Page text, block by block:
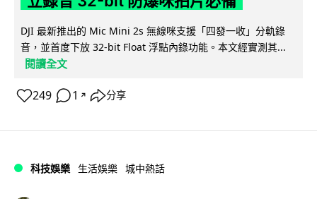
DJI 最新推出的 Mic Mini 2s 無線咪支援「四發一收」分軌錄
音，並首度下放 32-bit Float 浮點內錄功能。本文經實測其...
閱讀全文
249 1 ↗ 分享
科技娛樂 生活娛樂 城中熱話